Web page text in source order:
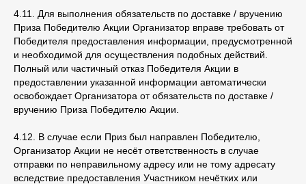
4.11. Для выполнения обязательств по доставке / вручению
Приза Победителю Акции Организатор вправе требовать от
Победителя предоставления информации, предусмотренной
и необходимой для осуществления подобных действий.
Полный или частичный отказ Победителя Акции в
предоставлении указанной информации автоматически
освобождает Организатора от обязательств по доставке /
вручению Приза Победителю Акции.
4.12. В случае если Приз был направлен Победителю,
Организатор Акции не несёт ответственность в случае
отправки по неправильному адресу или не тому адресату
вследствие предоставления Участником нечётких или